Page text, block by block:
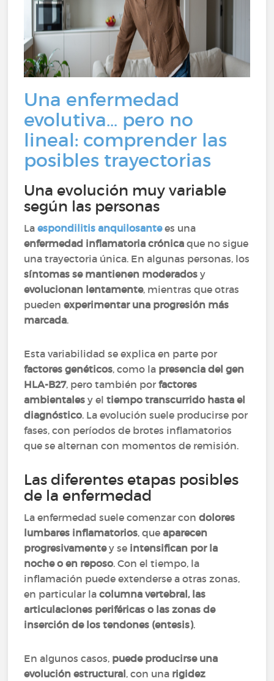
Una enfermedad
evolutiva… pero no
lineal: comprender las
posibles trayectorias
Una evolución muy variable
según las personas
Laespondilitis anquilosantees una
enfermedad inflamatoria crónica que no sigue
una trayectoria única. En algunas personas, los
síntomas se mantienen moderados y
evolucionan lentamente, mientras que otras
puedenexperimentar una progresión más
marcada.
Esta variabilidad se explica en parte por
factores genéticos, como la presencia del gen
HLA-B27, pero también porfactores
ambientales y eltiempo transcurrido hasta el
diagnóstico. La evolución suele producirse por
fases, con períodos de brotes inflamatorios
que se alternan con momentos de remisión.
Las diferentes etapas posibles
de la enfermedad
La enfermedad suele comenzar condolores
lumbares inflamatorios, queaparecen
progresivamentey se intensifican por la
noche o en reposo. Con el tiempo, la
inflamación puede extenderse a otras zonas,
en particular lacolumna vertebral, las
articulaciones periféricas o las zonas de
inserción de los tendones (entesis).
En algunos casos, puede producirse una
evolución estructural, con una rigidez